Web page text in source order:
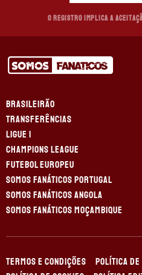
O registro implica a
BRASILEIRÃO
TRANSFERÊNCIAS
LIGUE 1
CHAMPIONS LEAGUE
FUTEBOL EUROPEU
SOMOS FANÁTICOS PORTUGAL
SOMOS FANÁTICOS ANGOLA
SOMOS FANÁTICOS MOÇAMBIQUE
TERMOS E CONDIÇÕES
POLÍTICA